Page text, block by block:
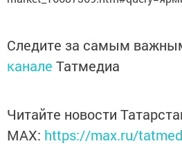
Следите за самым
канале Татмедиа
Читайте новости
MАХ: https://max.ru/